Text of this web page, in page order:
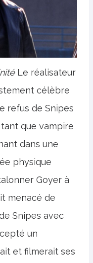
Le réalisateur
célèbre
refus de Snipes
que vampire
dans une
physique
Goyer à
menacé de
Snipes avec
un
et filmerait ses